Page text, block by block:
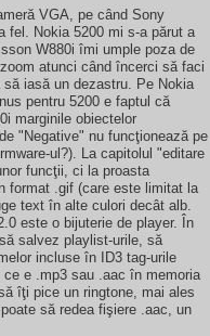
VGA, pe când Sony
fel. Nokia 5200 mi s-a părut a
W880i îmi umple poza de
atunci când încerci să faci
iasă un dezastru. Pe Nokia
pentru 5200 e faptul că
marginile obiectelor
"Negative" nu funcţionează pe
ul?). La capitolul "editare
funcţii, ci la proasta
format .gif (care este limitat la
text în alte culori decât alb.
este o bijuterie de player. În
salvez playlist-urile, să
incluse în ID3 tag-urile
e .mp3 sau .aac în memoria
îţi pice un ringtone, mai ales
să redea fişiere .aac, un